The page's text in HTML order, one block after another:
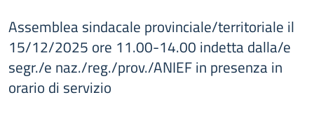
Assemblea sindacale provinciale/territoriale il
15/12/2025 ore 11.00-14.00 indetta dalla/e
segr./e naz./reg./prov./ANIEF in presenza in
orario di servizio